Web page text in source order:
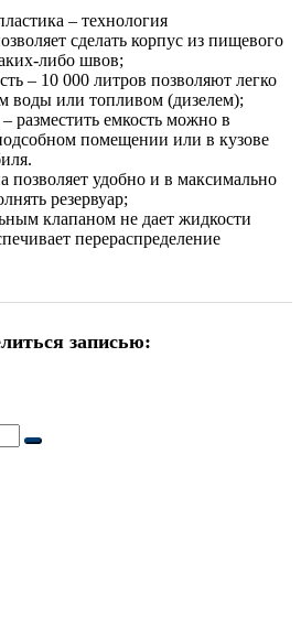
– технология
сделать корпус из пищевого
либо швов;
– 10 000 литров позволяют легко
воды или топливом (дизелем);
разместить емкость можно в
помещении или в кузове
позволяет удобно и в максимально
резервуар;
клапаном не дает жидкости
перераспределение
записью: